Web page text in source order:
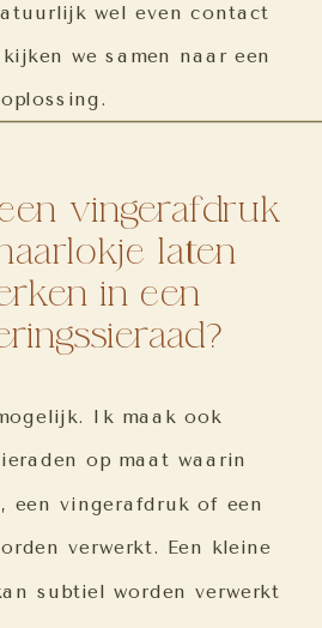
wel even contact
we samen naar een
oplossing.
Ik maak ook
op maat waarin
een vingerafdruk of een
verwerkt. Een kleine
subtiel worden verwerkt
vingerafdruk
laten
in een